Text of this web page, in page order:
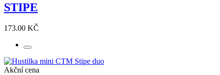
STIPE
173.00 KČ
Akční cena